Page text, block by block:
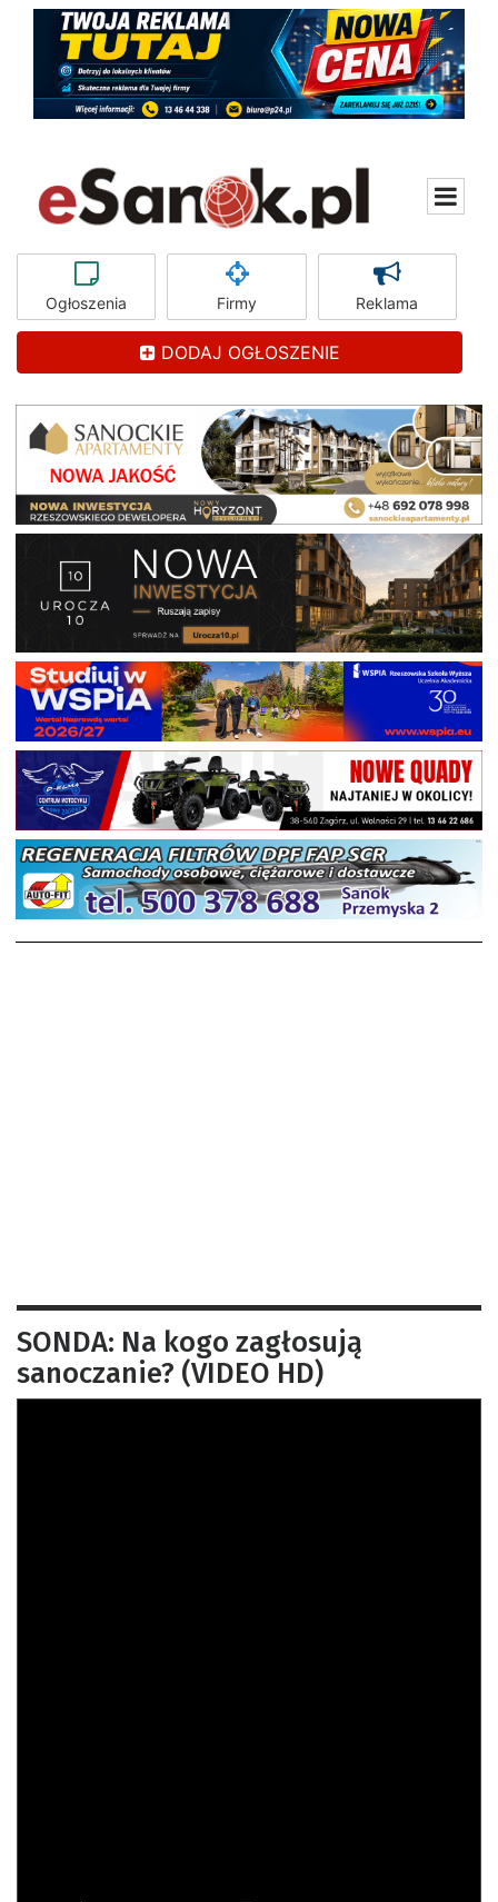
Ogłoszenia Firmy Reklama
DODAJ OGŁOSZENIE
SONDA: Na kogo zagłosują
sanoczanie? (VIDEO HD)